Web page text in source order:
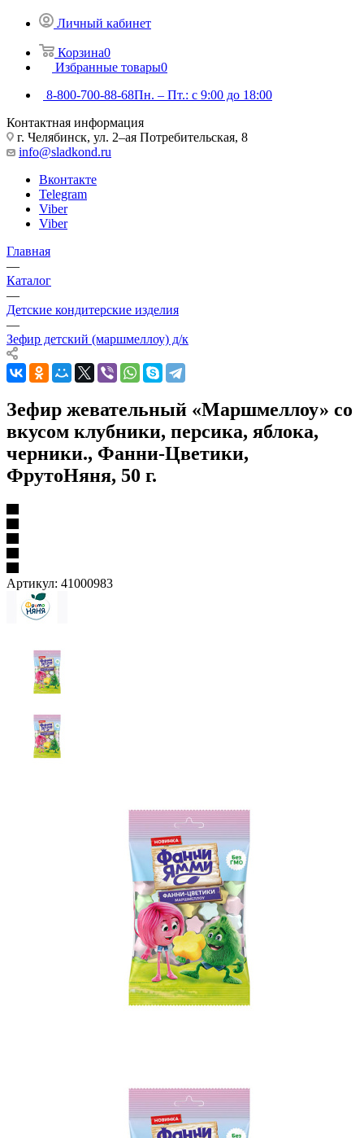
Личный кабинет
Корзина0
Избранные товары0
8-800-700-88-68Пн. – Пт.: с 9:00 до 18:00
Контактная информация
г. Челябинск, ул. 2–ая Потребительская, 8
info@sladkond.ru
Вконтакте
Telegram
Viber
Viber
Главная
—
Каталог
—
Детские кондитерские изделия
—
Зефир детский (маршмеллоу) д/к
Зефир жевательный «Маршмеллоу» со
вкусом клубники, персика, яблока,
черники., Фанни-Цветики,
ФрутоНяня, 50 г.
Артикул: 41000983